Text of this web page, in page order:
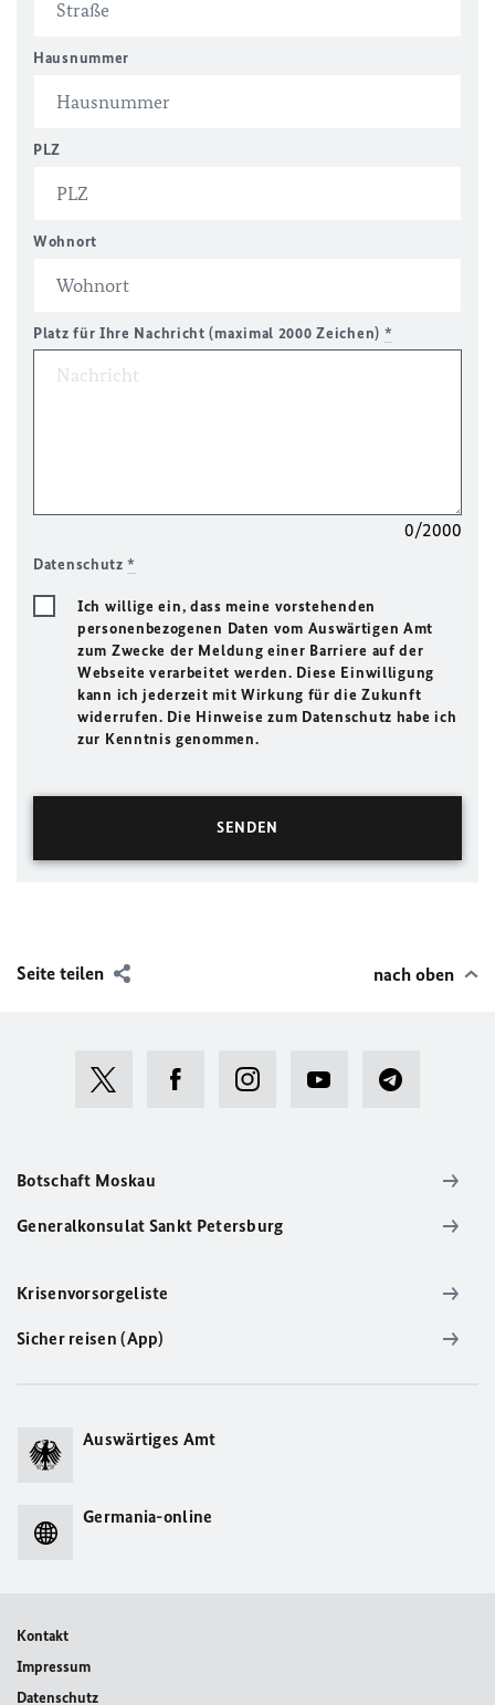
Hausnummer
PLZ
Wohnort
Platz für Ihre Nachricht (maximal 2000 Zeichen) *
0/2000
Datenschutz*
Ich willige ein, dass meine vorstehenden
personenbezogenen Daten vom Auswärtigen Amt
zum Zwecke der Meldung einer Barriere auf der
Webseite verarbeitet werden. Diese Einwilligung
kann ich jederzeit mit Wirkung für die Zukunft
widerrufen. Die Hinweise zum Datenschutz habe ich
zur Kenntnis genommen.
Seite teilen nach oben
Botschaft Moskau
Generalkonsulat Sankt Petersburg
Krisenvorsorgeliste
Sicher reisen (App)
Auswärtiges Amt
Germania-online
Kontakt
Impressum
Datenschutz